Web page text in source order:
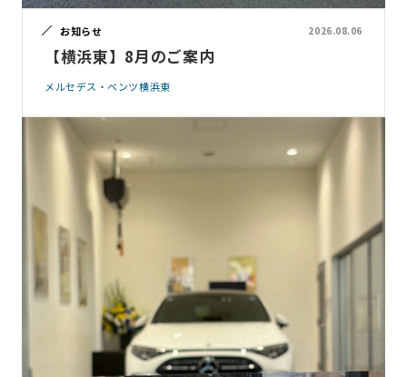
お知らせ 2026.08.06
【横浜東】8月のご案内
メルセデス・ベンツ横浜東